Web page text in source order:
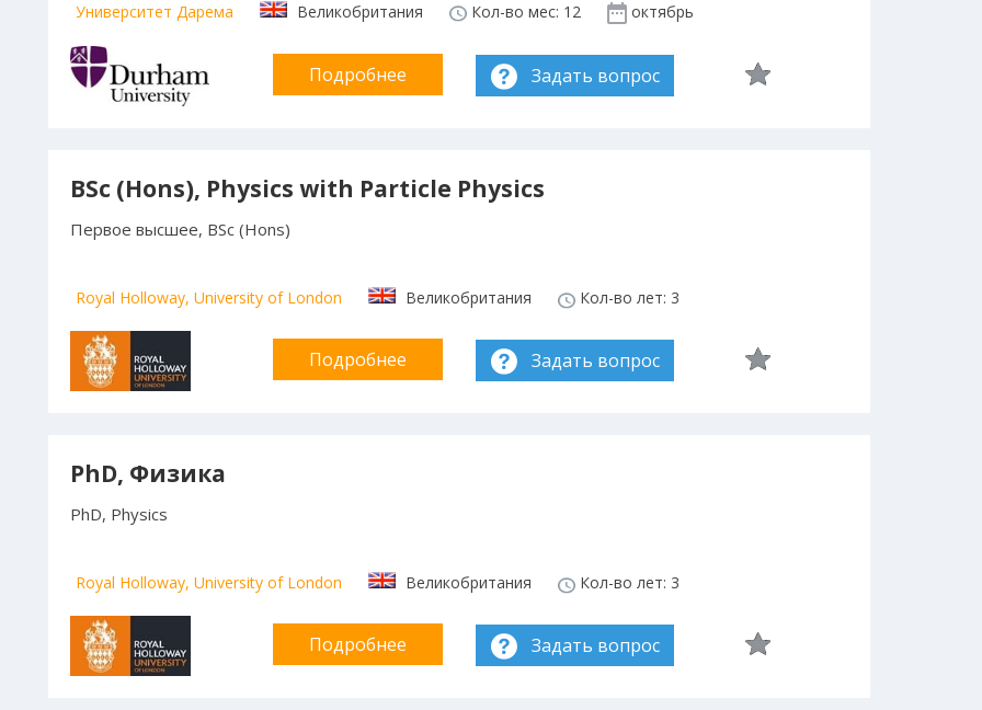
Университет Дарема Великобритания Кол-во мес: 12 октябрь
Подробнее Задать вопрос
BSc (Hons), Physics with Particle Physics
Первое высшее, BSc (Hons)
Royal Holloway, University of London Великобритания Кол-во лет: 3
Подробнее Задать вопрос
PhD, Физика
PhD, Physics
Royal Holloway, University of London Великобритания Кол-во лет: 3
Подробнее Задать вопрос